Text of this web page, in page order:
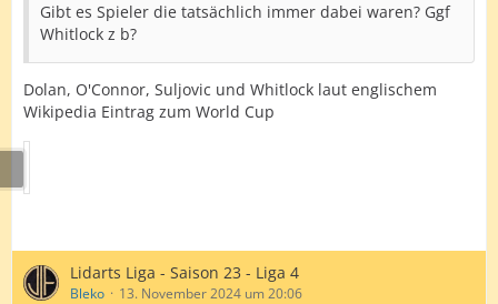
Gibt es Spieler die tatsächlich immer dabei waren? Ggf
Whitlock z b?
Dolan, O'Connor, Suljovic und Whitlock laut englischem
Wikipedia Eintrag zum World Cup
Lidarts Liga - Saison 23 - Liga 4
Bleko 13. November 2024 um 20:06